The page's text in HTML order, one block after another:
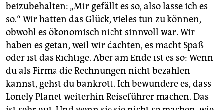
beizubehalten: „Mir gefällt es so, also lasse ich es
so.“ Wir hatten das Glück, vieles tun zu können,
obwohl es ökonomisch nicht sinnvoll war. Wir
haben es getan, weil wir dachten, es macht Spaß
oder ist das Richtige. Aber am Ende ist es so: Wenn
du als Firma die Rechnungen nicht bezahlen
kannst, gehst du bankrott. Ich bewundere es, dass
Lonely Planet weiterhin Reiseführer machen. Das